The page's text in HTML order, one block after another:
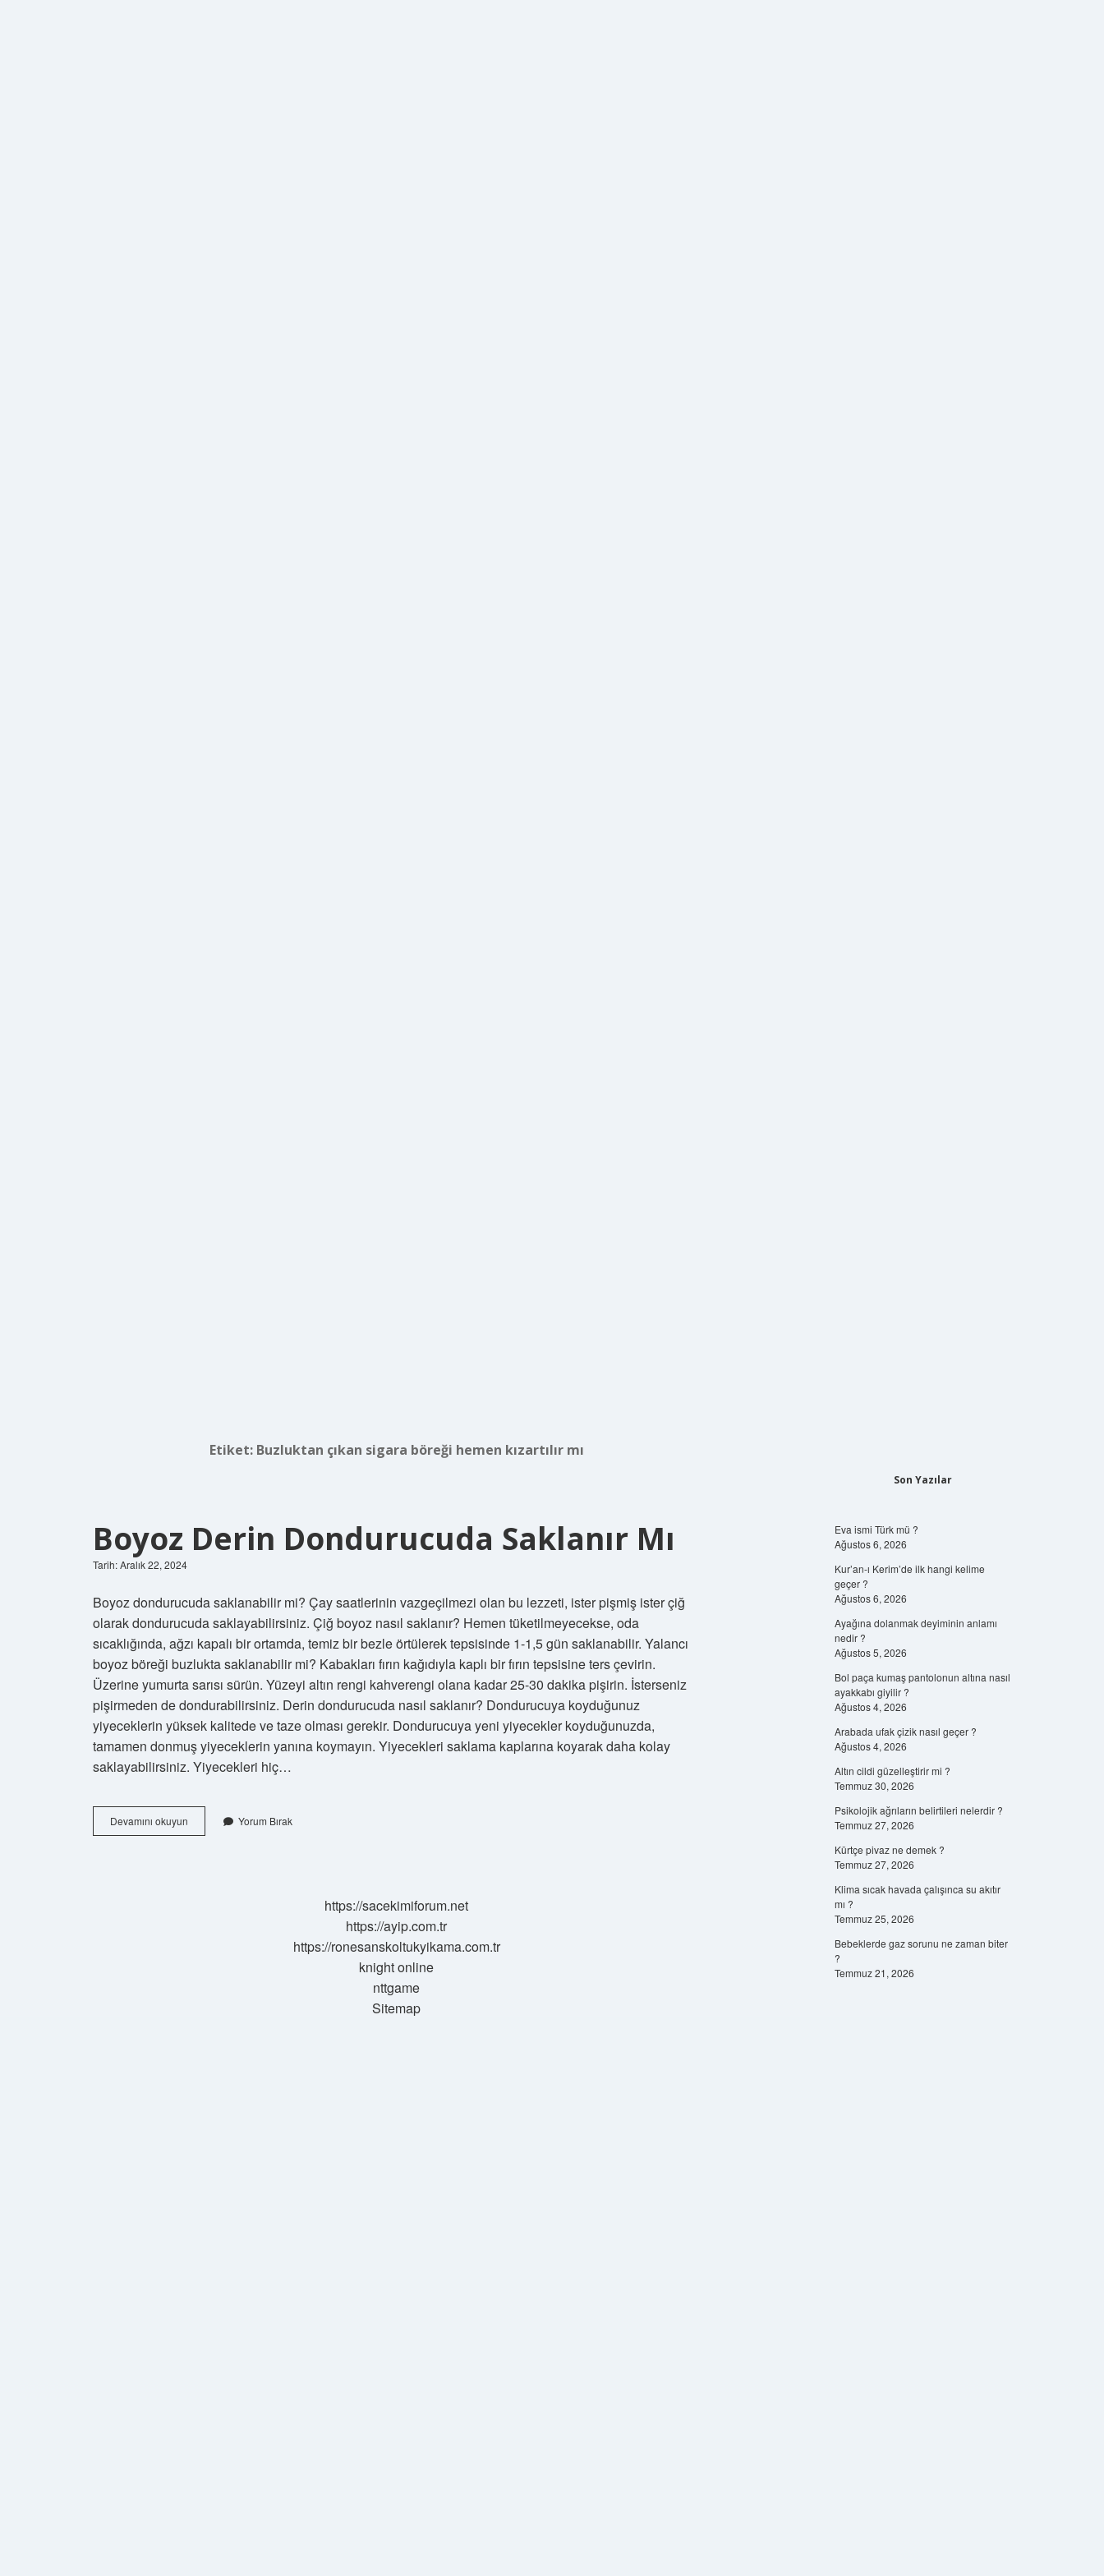
Etiket: Buzluktan çıkan sigara böreği hemen kızartılır mı
Boyoz Derin Dondurucuda Saklanır Mı
Tarih: Aralık 22, 2024
Boyoz dondurucuda saklanabilir mi? Çay saatlerinin vazgeçilmezi olan bu lezzeti, ister pişmiş ister çiğ
olarak dondurucuda saklayabilirsiniz. Çiğ boyoz nasıl saklanır? Hemen tüketilmeyecekse, oda
sıcaklığında, ağzı kapalı bir ortamda, temiz bir bezle örtülerek tepsisinde 1-1,5 gün saklanabilir. Yalancı
boyoz böreği buzlukta saklanabilir mi? Kabakları fırın kağıdıyla kaplı bir fırın tepsisine ters çevirin.
Üzerine yumurta sarısı sürün. Yüzeyi altın rengi kahverengi olana kadar 25-30 dakika pişirin. İsterseniz
pişirmeden de dondurabilirsiniz. Derin dondurucuda nasıl saklanır? Dondurucuya koyduğunuz
yiyeceklerin yüksek kalitede ve taze olması gerekir. Dondurucuya yeni yiyecekler koyduğunuzda,
tamamen donmuş yiyeceklerin yanına koymayın. Yiyecekleri saklama kaplarına koyarak daha kolay
saklayabilirsiniz. Yiyecekleri hiç…
Devamını okuyun
Derin
Yorum Bırak
https://sacekimiforum.net
https://ayip.com.tr
https://ronesanskoltukyikama.com.tr
knight online
nttgame
Sitemap
Son Yazılar
Eva ismi Türk mü ?
Ağustos 6, 2026
Kur’an-ı Kerim’de ilk hangi kelime
geçer ?
Ağustos 6, 2026
Ayağına dolanmak deyiminin anlamı
nedir ?
Ağustos 5, 2026
Bol paça kumaş pantolonun altına nasıl
ayakkabı giyilir ?
Ağustos 4, 2026
Arabada ufak çizik nasıl geçer ?
Ağustos 4, 2026
Altın cildi güzelleştirir mi ?
Temmuz 30, 2026
Psikolojik ağrıların belirtileri nelerdir ?
Temmuz 27, 2026
Kürtçe pivaz ne demek ?
Temmuz 27, 2026
Klima sıcak havada çalışınca su akıtır
mı ?
Temmuz 25, 2026
Bebeklerde gaz sorunu ne zaman biter
?
Temmuz 21, 2026